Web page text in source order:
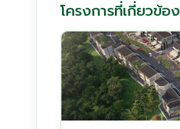
โครงการที่เกี่ยวข้อง